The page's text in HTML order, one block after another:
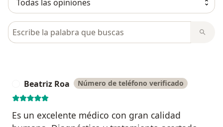
Busca en opiniones
Beatriz Roa Número de teléfono verificado
Es un excelente médico con gran calidad